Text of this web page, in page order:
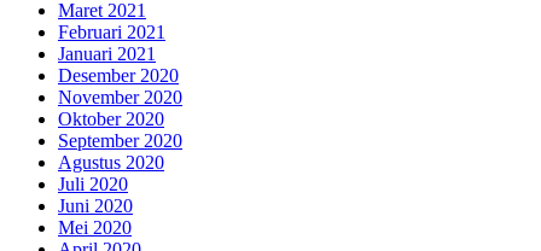
Maret 2021
Februari 2021
Januari 2021
Desember 2020
November 2020
Oktober 2020
September 2020
Agustus 2020
Juli 2020
Juni 2020
Mei 2020